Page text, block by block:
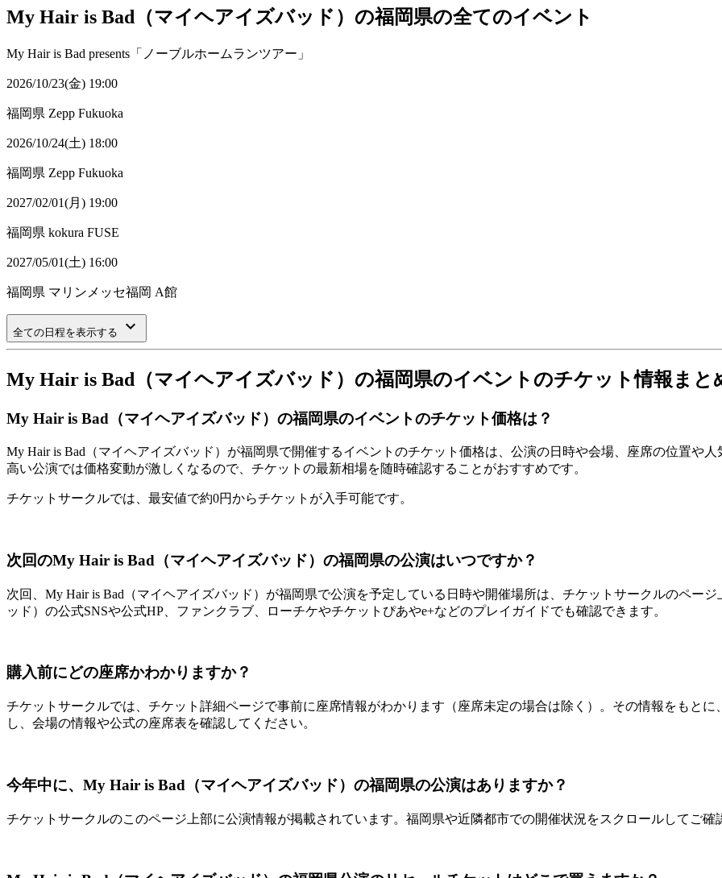
My Hair is Bad（マイヘアイズバッド）の福岡県の全てのイベント
My Hair is Bad presents「ノーブルホームランツアー」
2026/10/23(金) 19:00
福岡県 Zepp Fukuoka
2026/10/24(土) 18:00
福岡県 Zepp Fukuoka
2027/02/01(月) 19:00
福岡県 kokura FUSE
2027/05/01(土) 16:00
福岡県 マリンメッセ福岡 A館
全ての日程を表示する keyboard_arrow_down
My Hair is Bad（マイヘアイズバッド）の福岡県のイベントのチケット情報まと
My Hair is Bad（マイヘアイズバッド）の福岡県のイベントのチケット価格は？
My Hair is Bad（マイヘアイズバッド）が福岡県で開催するイベントのチケット価格は、公演の日時や会場、座席の位置や
高い公演では価格変動が激しくなるので、チケットの最新相場を随時確認することがおすすめです。
チケットサークルでは、最安値で約0円からチケットが入手可能です。
次回のMy Hair is Bad（マイヘアイズバッド）の福岡県の公演はいつですか？
次回、My Hair is Bad（マイヘアイズバッド）が福岡県で公演を予定している日時や開催場所は、チケットサークルのペー
ッド）の公式SNSや公式HP、ファンクラブ、ローチケやチケットぴあやe+などのプレイガイドでも確認できます。
購入前にどの座席かわかりますか？
チケットサークルでは、チケット詳細ページで事前に座席情報がわかります（座席未定の場合は除く）。その情報をもと
し、会場の情報や公式の座席表を確認してください。
今年中に、My Hair is Bad（マイヘアイズバッド）の福岡県の公演はありますか？
チケットサークルのこのページ上部に公演情報が掲載されています。福岡県や近隣都市での開催状況をスクロールしてご確